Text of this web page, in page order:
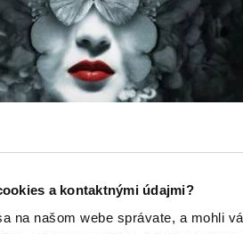
a kontaktnými údajmi?
na našom webe správate, a mohli